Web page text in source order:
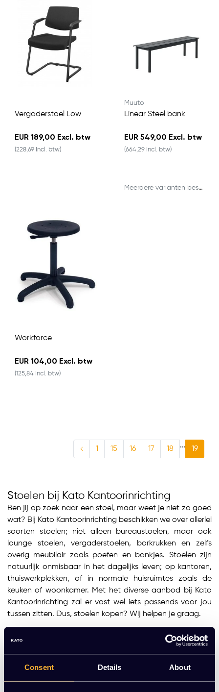
Consent Details About
Vergaderstoel Low
EUR 189,00 Excl. btw
(228,69 Incl. btw)
Muuto
Linear Steel bank
EUR 549,00 Excl. btw
(664,29 Incl. btw)
Meerdere varianten beschikbaar
Workforce
EUR 104,00 Excl. btw
(125,84 Incl. btw)
1 15 16 17 18 ... 19
Stoelen bij Kato Kantoorinrichting
Ben jij op zoek naar een stoel, maar weet je niet zo goed
wat? Bij Kato Kantoorinrichting beschikken we over allerlei
soorten stoelen; niet alleen bureaustoelen, maar ook
lounge stoelen, vergaderstoelen, barkrukken en zelfs
overig meubilair zoals poefen en bankjes. Stoelen zijn
natuurlijk onmisbaar in het dagelijks leven; op kantoren,
thuiswerkplekken, of in normale huisruimtes zoals de
keuken of woonkamer. Met het diverse aanbod bij Kato
Kantoorinrichting zal er vast wel iets passends voor jou
tussen zitten. Dus, stoelen kopen? Wij helpen je graag.
zijn natuurlijk onmisbaar op kantoor of bij
is het erg belangrijk dat je een goede stoel hebt die jouw
lichaam ondersteunt. Een (ergonomische) bureaustoel